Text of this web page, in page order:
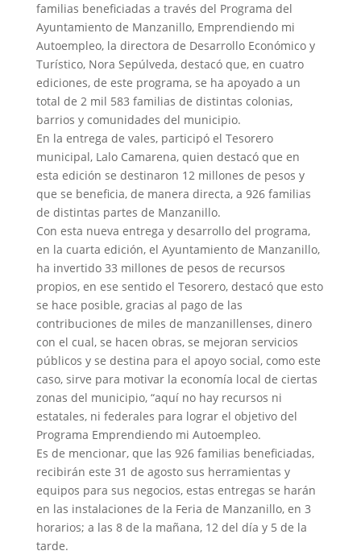
familias beneficiadas a través del Programa del
Ayuntamiento de Manzanillo, Emprendiendo mi
Autoempleo, la directora de Desarrollo Económico y
Turístico, Nora Sepúlveda, destacó que, en cuatro
ediciones, de este programa, se ha apoyado a un
total de 2 mil 583 familias de distintas colonias,
barrios y comunidades del municipio.
En la entrega de vales, participó el Tesorero
municipal, Lalo Camarena, quien destacó que en
esta edición se destinaron 12 millones de pesos y
que se beneficia, de manera directa, a 926 familias
de distintas partes de Manzanillo.
Con esta nueva entrega y desarrollo del programa,
en la cuarta edición, el Ayuntamiento de Manzanillo,
ha invertido 33 millones de pesos de recursos
propios, en ese sentido el Tesorero, destacó que esto
se hace posible, gracias al pago de las
contribuciones de miles de manzanillenses, dinero
con el cual, se hacen obras, se mejoran servicios
públicos y se destina para el apoyo social, como este
caso, sirve para motivar la economía local de ciertas
zonas del municipio, “aquí no hay recursos ni
estatales, ni federales para lograr el objetivo del
Programa Emprendiendo mi Autoempleo.
Es de mencionar, que las 926 familias beneficiadas,
recibirán este 31 de agosto sus herramientas y
equipos para sus negocios, estas entregas se harán
en las instalaciones de la Feria de Manzanillo, en 3
horarios; a las 8 de la mañana, 12 del día y 5 de la
tarde.